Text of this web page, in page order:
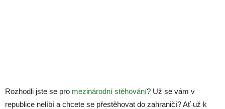
Rozhodli jste se pro mezinárodní stěhování? Už se vám v
republice nelíbí a chcete se přestěhovat do zahraničí? Ať už k